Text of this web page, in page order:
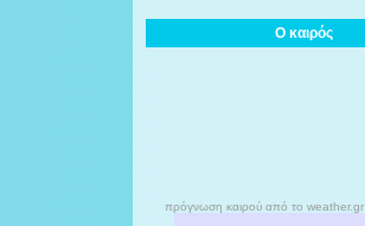
Ο καιρός
πρόγνωση καιρού από το weather.gr